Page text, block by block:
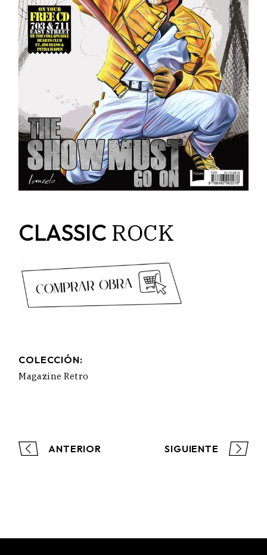
CLASSIC ROCK
COLECCIÓN:
Magazine Retro
ANTERIOR SIGUIENTE